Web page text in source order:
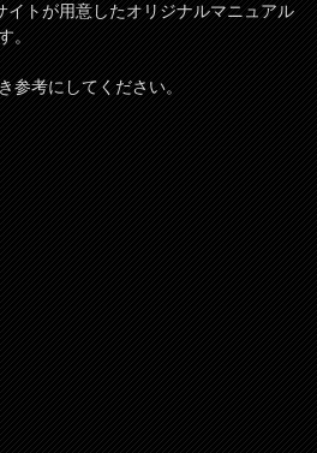
イトが用意したオリジナルマニュアル
。
参考にしてください。